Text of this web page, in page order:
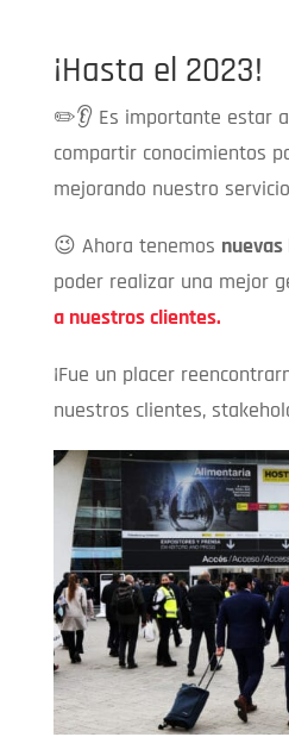
¡Hasta el 2023!
✏️👂 Es importante estar
compartir conocimientos
mejorando nuestro
😉 Ahora tenemos
poder realizar una mejor
a nuestros clientes.
¡Fue un placer
nuestros clientes,